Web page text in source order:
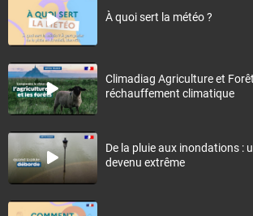
À quoi sert la météo ?
Climadiag Agriculture et
réchauffement climatique
De la pluie aux inondations :
devenu extrême